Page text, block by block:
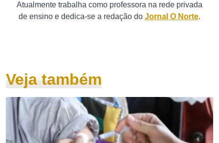
Atualmente trabalha como professora na rede privada
de ensino e dedica-se a redação do Jornal O Norte.
Veja também